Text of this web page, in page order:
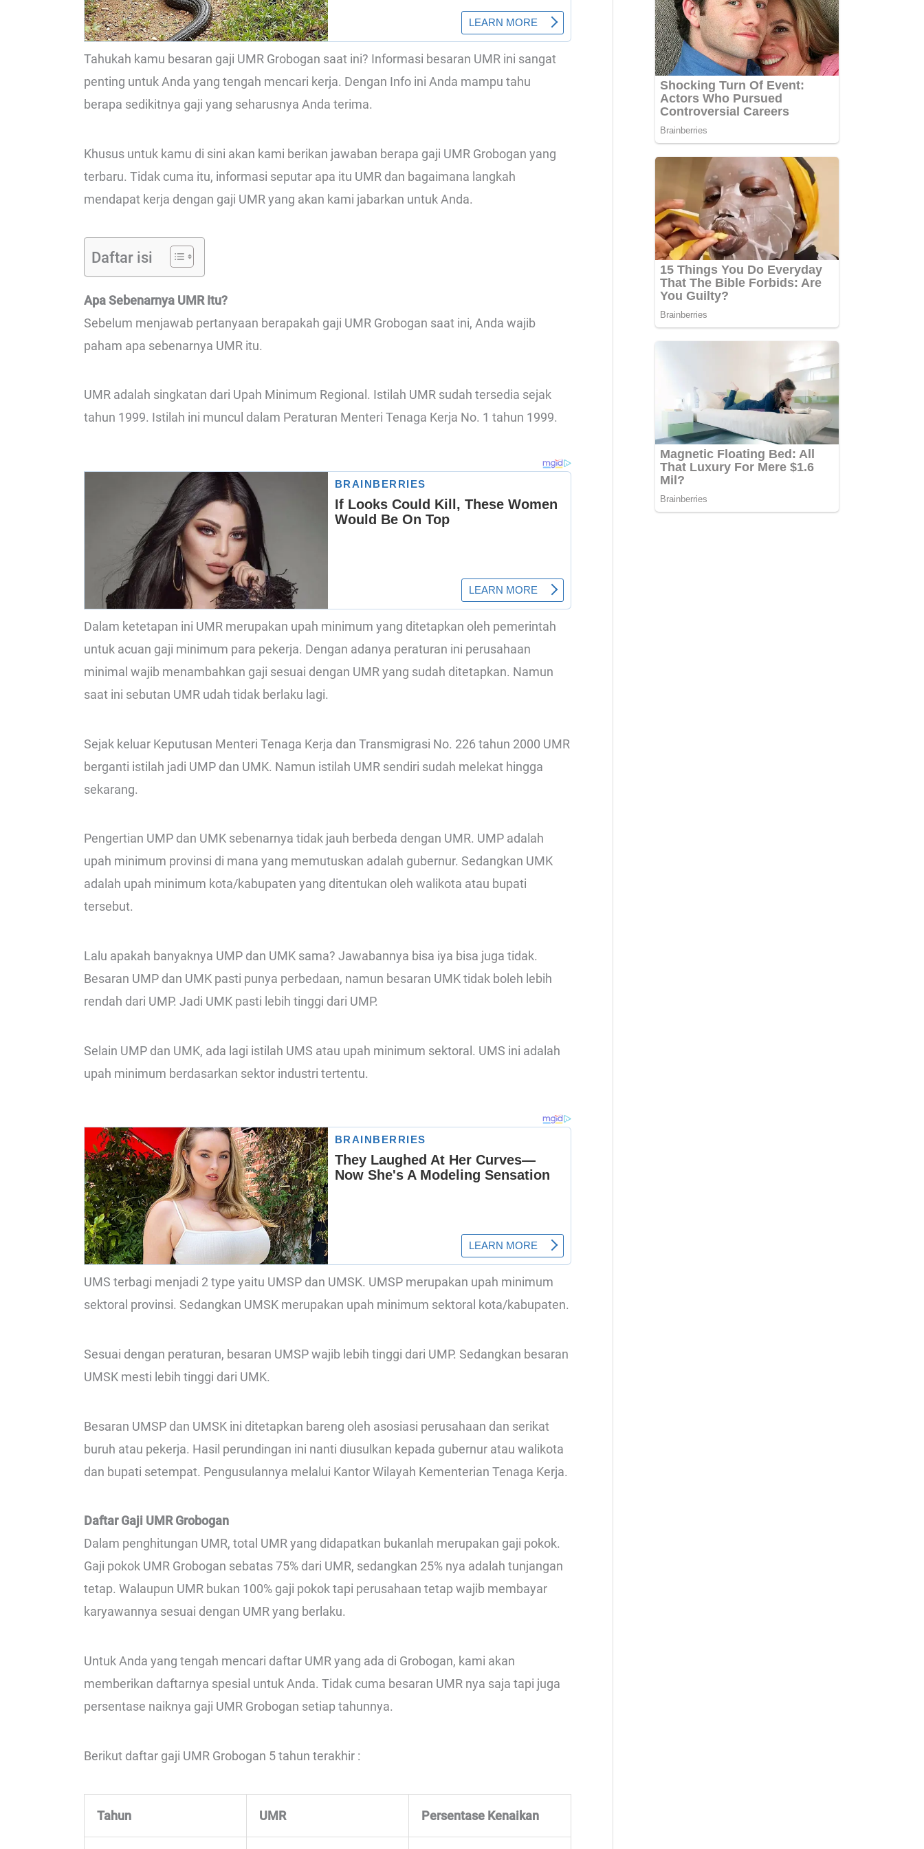
Tahukah kamu besaran gaji UMR Grobogan saat ini? Informasi besaran UMR ini sangat
penting untuk Anda yang tengah mencari kerja. Dengan Info ini Anda mampu tahu
berapa sedikitnya gaji yang seharusnya Anda terima.
Khusus untuk kamu di sini akan kami berikan jawaban berapa gaji UMR Grobogan yang
terbaru. Tidak cuma itu, informasi seputar apa itu UMR dan bagaimana langkah
mendapat kerja dengan gaji UMR yang akan kami jabarkan untuk Anda.
Daftar isi
Apa Sebenarnya UMR Itu?
Sebelum menjawab pertanyaan berapakah gaji UMR Grobogan saat ini, Anda wajib
paham apa sebenarnya UMR itu.
UMR adalah singkatan dari Upah Minimum Regional. Istilah UMR sudah tersedia sejak
tahun 1999. Istilah ini muncul dalam Peraturan Menteri Tenaga Kerja No. 1 tahun 1999.
Dalam ketetapan ini UMR merupakan upah minimum yang ditetapkan oleh pemerintah
untuk acuan gaji minimum para pekerja. Dengan adanya peraturan ini perusahaan
minimal wajib menambahkan gaji sesuai dengan UMR yang sudah ditetapkan. Namun
saat ini sebutan UMR udah tidak berlaku lagi.
Sejak keluar Keputusan Menteri Tenaga Kerja dan Transmigrasi No. 226 tahun 2000 UMR
berganti istilah jadi UMP dan UMK. Namun istilah UMR sendiri sudah melekat hingga
sekarang.
Pengertian UMP dan UMK sebenarnya tidak jauh berbeda dengan UMR. UMP adalah
upah minimum provinsi di mana yang memutuskan adalah gubernur. Sedangkan UMK
adalah upah minimum kota/kabupaten yang ditentukan oleh walikota atau bupati
tersebut.
Lalu apakah banyaknya UMP dan UMK sama? Jawabannya bisa iya bisa juga tidak.
Besaran UMP dan UMK pasti punya perbedaan, namun besaran UMK tidak boleh lebih
rendah dari UMP. Jadi UMK pasti lebih tinggi dari UMP.
Selain UMP dan UMK, ada lagi istilah UMS atau upah minimum sektoral. UMS ini adalah
upah minimum berdasarkan sektor industri tertentu.
UMS terbagi menjadi 2 type yaitu UMSP dan UMSK. UMSP merupakan upah minimum
sektoral provinsi. Sedangkan UMSK merupakan upah minimum sektoral kota/kabupaten.
Sesuai dengan peraturan, besaran UMSP wajib lebih tinggi dari UMP. Sedangkan besaran
UMSK mesti lebih tinggi dari UMK.
Besaran UMSP dan UMSK ini ditetapkan bareng oleh asosiasi perusahaan dan serikat
buruh atau pekerja. Hasil perundingan ini nanti diusulkan kepada gubernur atau walikota
dan bupati setempat. Pengusulannya melalui Kantor Wilayah Kementerian Tenaga Kerja.
Daftar Gaji UMR Grobogan
Dalam penghitungan UMR, total UMR yang didapatkan bukanlah merupakan gaji pokok.
Gaji pokok UMR Grobogan sebatas 75% dari UMR, sedangkan 25% nya adalah tunjangan
tetap. Walaupun UMR bukan 100% gaji pokok tapi perusahaan tetap wajib membayar
karyawannya sesuai dengan UMR yang berlaku.
Untuk Anda yang tengah mencari daftar UMR yang ada di Grobogan, kami akan
memberikan daftarnya spesial untuk Anda. Tidak cuma besaran UMR nya saja tapi juga
persentase naiknya gaji UMR Grobogan setiap tahunnya.
Berikut daftar gaji UMR Grobogan 5 tahun terakhir :
Tahun UMR Persentase Kenaikan